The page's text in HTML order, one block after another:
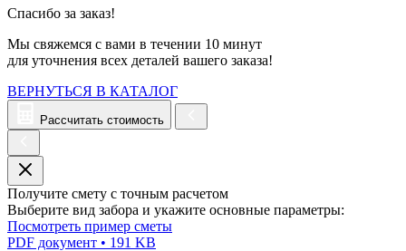
Спасибо за заказ!
Мы свяжемся с вами в течении 10 минут
для уточнения всех деталей вашего заказа!
ВЕРНУТЬСЯ В КАТАЛОГ
Рассчитать стоимость
Получите смету с точным расчетом
Выберите вид забора и укажите основные параметры:
Посмотреть пример сметы
PDF документ • 191 KB